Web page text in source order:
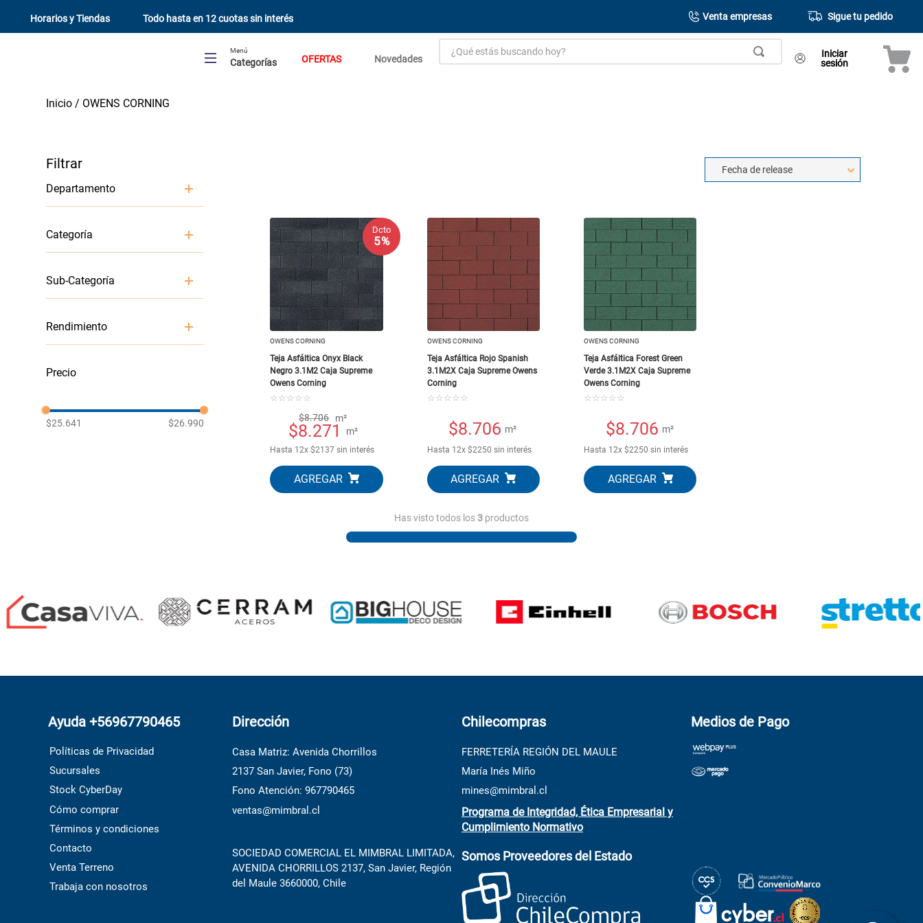
Horarios y Tiendas Todo hasta en 12 cuotas sin interés Venta empresas Sigue tu pedido
Menú
Categorías OFERTAS Novedades
¿Qué estás buscando hoy?
Iniciar
sesión
OWENS CORNING
Departamento
Categoría
Sub-Categoría
Rendimiento
$25.641 $26.990
Fecha de release
Dcto
5 %
OWENS CORNING
Teja Asfáltica Onyx Black
Negro 3.1M2 Caja Supreme
Owens Corning
☆ ☆ ☆ ☆ ☆
$8.706 m²
$8.271 m²
Hasta 12x$2137 sin interés
OWENS CORNING
Teja Asfáltica Rojo Spanish
3.1M2X Caja Supreme Owens
Corning
☆ ☆ ☆ ☆ ☆
$8.706 m²
Hasta 12x $2250 sin interés
OWENS CORNING
Teja Asfáltica Forest Green
Verde 3.1M2X Caja Supreme
Owens Corning
☆ ☆ ☆ ☆ ☆
$8.706 m²
Hasta 12x $2250 sin interés
Has visto todos los 3 productos
Ayuda +56967790465
Políticas de Privacidad
Sucursales
Stock CyberDay
Cómo comprar
Términos y condiciones
Contacto
Venta Terreno
Trabaja con nosotros
Dirección
Casa Matriz: Avenida Chorrillos
2137 San Javier, Fono (73)
Fono Atención: 967790465
ventas@mimbral.cl
SOCIEDAD COMERCIAL EL MIMBRAL LIMITADA,
AVENIDA CHORRILLOS 2137, San Javier, Región
del Maule 3660000, Chile
Chilecompras
FERRETERÍA REGIÓN DEL MAULE
María Inés Miño
mines@mimbral.cl
Programa de Integridad, Ética Empresarial y
Cumplimiento Normativo
Somos Proveedores del Estado
Medios de Pago
6.
fogon ventus
7.
puerta
9.
porcelanato
10. puertas